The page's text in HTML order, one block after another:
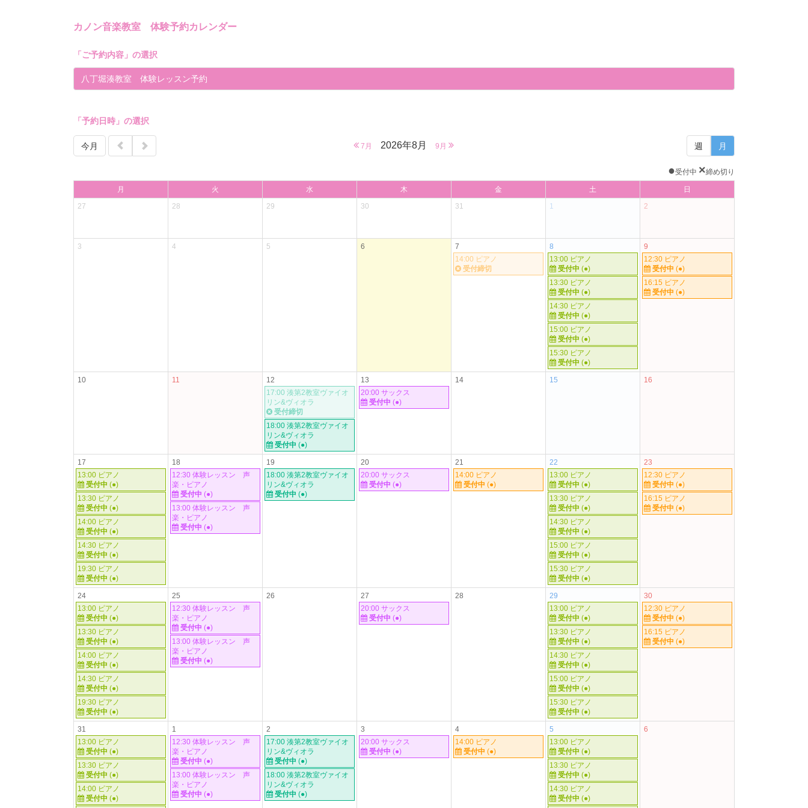
カノン音楽教室 体験予約カレンダー
「 ご予約内容 」の選択
八丁堀湊教室 体験レッスン予約
「予約日時」の選択
今月 7月 2026年8月 9月 週 月
●受付中 ×締め切り
月 火 水 木 金 土
日
27
28 29 30 31 1 2
3 4 5 6
7
14:00 ピアノ
受付締切
8
13:00 ピアノ
受付中 (●)
13:30 ピアノ
受付中 (●)
14:30 ピアノ
受付中 (●)
15:00 ピアノ
受付中 (●)
15:30 ピアノ
受付中 (●)
9
12:30 ピアノ
受付中 (●)
16:15 ピアノ
受付中 (●)
10 11
12
17:00 湊第2教室ヴァイオ
リン&ヴィオラ
受付締切
18:00 湊第2教室ヴァイオ
リン&ヴィオラ
受付中 (●)
13
20:00 サックス
受付中 (●)
14 15 16
17
13:00 ピアノ
受付中 (●)
13:30 ピアノ
受付中 (●)
14:00 ピアノ
受付中 (●)
14:30 ピアノ
受付中 (●)
19:30 ピアノ
受付中 (●)
18
12:30 体験レッスン 声
楽・ピアノ
受付中 (●)
13:00 体験レッスン 声
楽・ピアノ
受付中 (●)
19
18:00 湊第2教室ヴァイオ
リン&ヴィオラ
受付中 (●)
20
20:00 サックス
受付中 (●)
21
14:00 ピアノ
受付中 (●)
22
13:00 ピアノ
受付中 (●)
13:30 ピアノ
受付中 (●)
14:30 ピアノ
受付中 (●)
15:00 ピアノ
受付中 (●)
15:30 ピアノ
受付中 (●)
23
12:30 ピアノ
受付中 (●)
16:15 ピアノ
受付中 (●)
24
13:00 ピアノ
受付中 (●)
13:30 ピアノ
受付中 (●)
14:00 ピアノ
受付中 (●)
14:30 ピアノ
受付中 (●)
19:30 ピアノ
受付中 (●)
25
12:30 体験レッスン 声
楽・ピアノ
受付中 (●)
13:00 体験レッスン 声
楽・ピアノ
受付中 (●)
26
27
20:00 サックス
受付中 (●)
28
29
13:00 ピアノ
受付中 (●)
13:30 ピアノ
受付中 (●)
14:30 ピアノ
受付中 (●)
15:00 ピアノ
受付中 (●)
15:30 ピアノ
受付中 (●)
30
12:30 ピアノ
受付中 (●)
16:15 ピアノ
受付中 (●)
31
13:00 ピアノ
受付中 (●)
13:30 ピアノ
受付中 (●)
14:00 ピアノ
受付中 (●)
1
12:30 体験レッスン 声
楽・ピアノ
受付中 (●)
13:00 体験レッスン 声
楽・ピアノ
受付中 (●)
2
17:00 湊第2教室ヴァイオ
リン&ヴィオラ
受付中 (●)
18:00 湊第2教室ヴァイオ
リン&ヴィオラ
受付中 (●)
3
20:00 サックス
受付中 (●)
4
14:00 ピアノ
受付中 (●)
5
13:00 ピアノ
受付中 (●)
13:30 ピアノ
受付中 (●)
14:30 ピアノ
受付中 (●)
6